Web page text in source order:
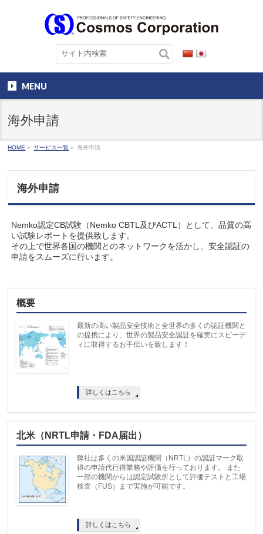
MENU
海外申請
HOME » サービス一覧 » 海外申請
海外申請
Nemko認定CB試験（Nemko CBTL及びACTL）として、品質の高
い試験レポートを提供致します。
その上で世界各国の機関とのネットワークを活かし、安全認証の
申請をスムーズに行います。
概要
最新の高い製品安全技術と全世界の多くの認証機関と
の提携により、世界の製品安全認証を確実にスピーデ
ィに取得するお手伝いを致します！
詳しくはこちら
北米（NRTL申請・FDA届出）
弊社は多くの米国認証機関（NRTL）の認証マーク取
得の申請代行得業務や評価を行っております。 また
一部の機関からは認定試験所として評価テストと工場
検査（FUS）まで実施が可能です。
詳しくはこちら